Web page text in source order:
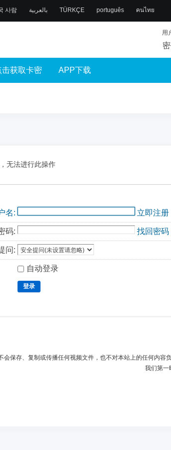
사람 بالعربية TÜRKÇE português คนไทย
用
击获取卡密 APP下载
无法进行此操作
名 立即注册
码: 找回密码
问:
自动登录
登录
会保存、复制或传播任何视频文件，也不对本站上的任何内
我们第一